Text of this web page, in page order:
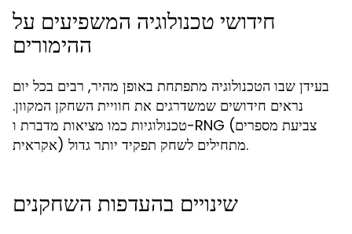
חידושי טכנולוגיה המשפיעים על
ההימורים
בעידן שבו הטכנולוגיה מתפתחת באופן מהיר, רבים בכל יום
נראים חידושים שמשדרגים את חוויית השחקן המקוון.
טכנולוגיות כמו מציאות מדברת ו-RNG (צביעת מספרים
אקראית) מתחילים לשחק תפקיד יותר גדול.
שינויים בהעדפות השחקנים